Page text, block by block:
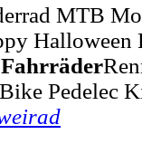
MTB
Halloween
Fahrräder
Pedelec